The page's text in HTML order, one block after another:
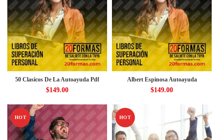
50 Clasicos De La Autoayuda Pdf
$149.00
Albert Espinosa Autoayuda
$149.00
HOT HOT